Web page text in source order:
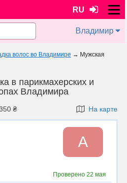
RU
Владимир
волос во Владимире → Мужская
в парикмахерских и
Владимира
₴ На карте
А
Проверено 22 мая